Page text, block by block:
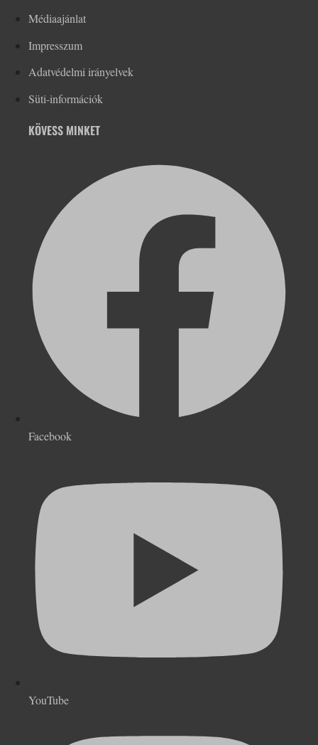
Médiaajánlat
Impresszum
Adatvédelmi irányelvek
Süti-információk
KÖVESS MINKET
Facebook
YouTube